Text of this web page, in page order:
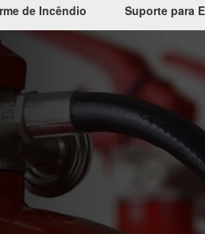
de Incêndio Suporte para